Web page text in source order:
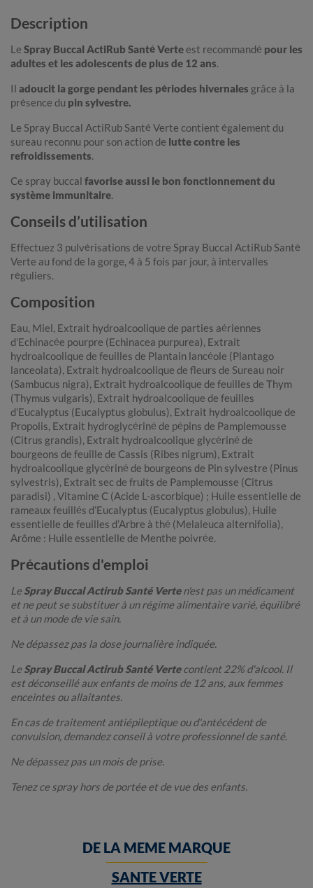
Description
Le Spray Buccal ActiRub Santé Verteest recommandé pour les
adultes et les adolescents de plus de 12 ans.
Il adoucit la gorge pendant les périodes hivernales grâce à la
présence du pin sylvestre.
Le Spray Buccal ActiRub Santé Verte contient également du
sureau reconnu pour son action de lutte contre les
refroidissements.
Ce spray buccal favorise aussi le bon fonctionnement du
système immunitaire.
Conseils d’utilisation
Effectuez 3 pulvérisations de votre Spray Buccal ActiRub Santé
Verte au fond de la gorge, 4 à 5 fois par jour, à intervalles
réguliers.
Composition
Eau, Miel, Extrait hydroalcoolique de parties aériennes
d’Echinacée pourpre (Echinacea purpurea), Extrait
hydroalcoolique de feuilles de Plantain lancéole (Plantago
lanceolata), Extrait hydroalcoolique de fleurs de Sureau noir
(Sambucus nigra), Extrait hydroalcoolique de feuilles de Thym
(Thymus vulgaris), Extrait hydroalcoolique de feuilles
d’Eucalyptus (Eucalyptus globulus), Extrait hydroalcoolique de
Propolis, Extrait hydroglycériné de pépins de Pamplemousse
(Citrus grandis), Extrait hydroalcoolique glycériné de
bourgeons de feuille de Cassis (Ribes nigrum), Extrait
hydroalcoolique glycériné de bourgeons de Pin sylvestre (Pinus
sylvestris), Extrait sec de fruits de Pamplemousse (Citrus
paradisi) , Vitamine C (Acide L-ascorbique) ; Huile essentielle de
rameaux feuillés d’Eucalyptus (Eucalyptus globulus), Huile
essentielle de feuilles d’Arbre à thé (Melaleuca alternifolia),
Arôme : Huile essentielle de Menthe poivrée.
Précautions d'emploi
LeSpray Buccal Actirub Santé Verten'est pas un médicament
et ne peut se substituer à un régime alimentaire varié, équilibré
et à un mode de vie sain.
Ne dépassez pas la dose journalière indiquée.
LeSpray Buccal Actirub Santé Vertecontient 22% d'alcool. Il
est déconseillé aux enfants de moins de 12 ans, aux femmes
enceintes ou allaitantes.
En cas de traitement antiépileptique ou d'antécédent de
convulsion, demandez conseil à votre professionnel de santé.
Ne dépassez pas un mois de prise.
Tenez ce spray hors de portée et de vue des enfants.
DE LA MEME MARQUE
SANTE VERTE